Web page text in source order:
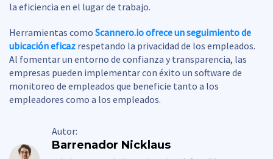
la eficiencia en el lugar de trabajo.
Herramientas como Scannero.io ofrece un seguimiento de
ubicación eficaz respetando la privacidad de los empleados.
Al fomentar un entorno de confianza y transparencia, las
empresas pueden implementar con éxito un software de
monitoreo de empleados que beneficie tanto a los
empleadores como a los empleados.
Autor:
Barrenador Nicklaus